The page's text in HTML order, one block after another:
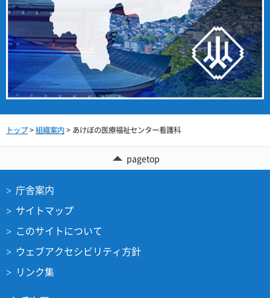
トップ>組織案内> あけぼの医療福祉センター看護科
pagetop
庁舎案内
サイトマップ
このサイトについて
ウェブアクセシビリティ方針
リンク集